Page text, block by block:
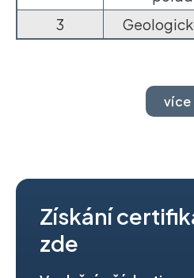
3
více
Získání
zde